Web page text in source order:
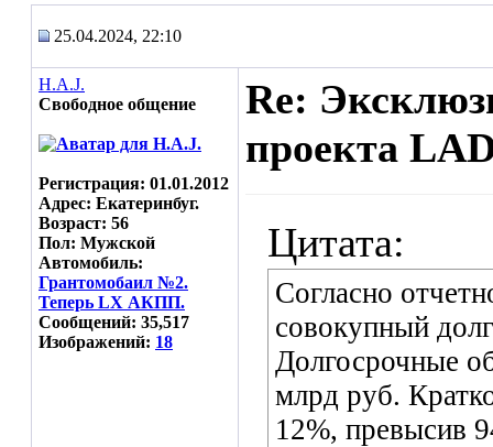
25.04.2024, 22:10
H.A.J.
Свободное общение
Регистрация: 01.01.2012
Адрес: Екатеринбуг.
Возраст: 56
Пол: Мужской
Автомобиль:
Грантомобаил №2.
Теперь LX АКПП.
Сообщений: 35,517
Изображений: 18
Re:
проекта
Цитата:
Согласно
совокупный
Долгосрочные
млрд руб.
12%, превысив